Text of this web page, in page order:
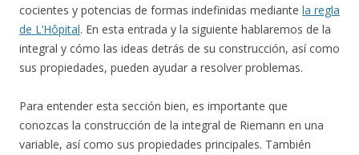
cocientes y potencias de formas indefinidas mediante la regla
de L’Hôpital. En esta entrada y la siguiente hablaremos de la
integral y cómo las ideas detrás de su construcción, así como
sus propiedades, pueden ayudar a resolver problemas.
Para entender esta sección bien, es importante que
conozcas la construcción de la integral de Riemann en una
variable, así como sus propiedades principales. También